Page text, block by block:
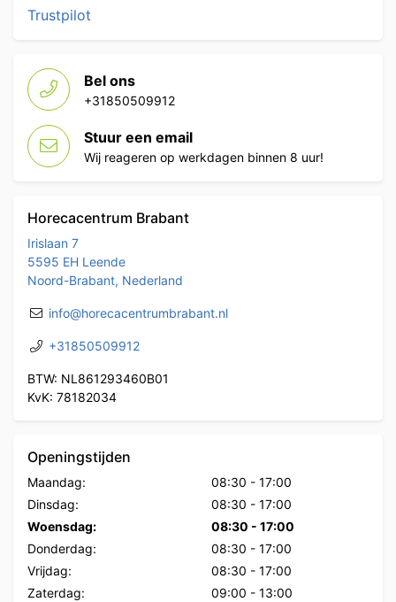
Trustpilot
Bel ons
+31850509912
Stuur een email
Wij reageren op werkdagen binnen 8 uur!
Horecacentrum Brabant
Irislaan 7
5595 EH Leende
Noord-Brabant, Nederland
info@horecacentrumbrabant.nl
+31850509912
BTW: NL861293460B01
KvK: 78182034
Openingstijden
Maandag: 08:30 - 17:00
Dinsdag:
08:30 - 17:00
Woensdag:
08:30 - 17:00
Donderdag:
08:30 - 17:00
Vrijdag:
08:30 - 17:00
Zaterdag:
09:00 - 13:00